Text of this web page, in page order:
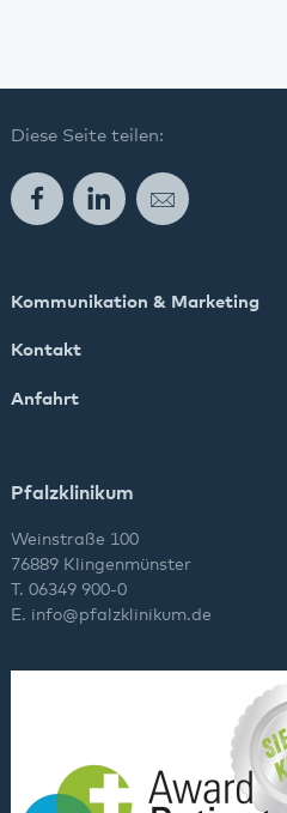
Diese Seite teilen:
FacebookLinkedInE-Mail
Kommunikation & Marketing
Kontakt
Anfahrt
Pfalzklinikum
Weinstraße 100
76889 Klingenmünster
T. 06349 900-0
E. info@pfalzklinikum.de